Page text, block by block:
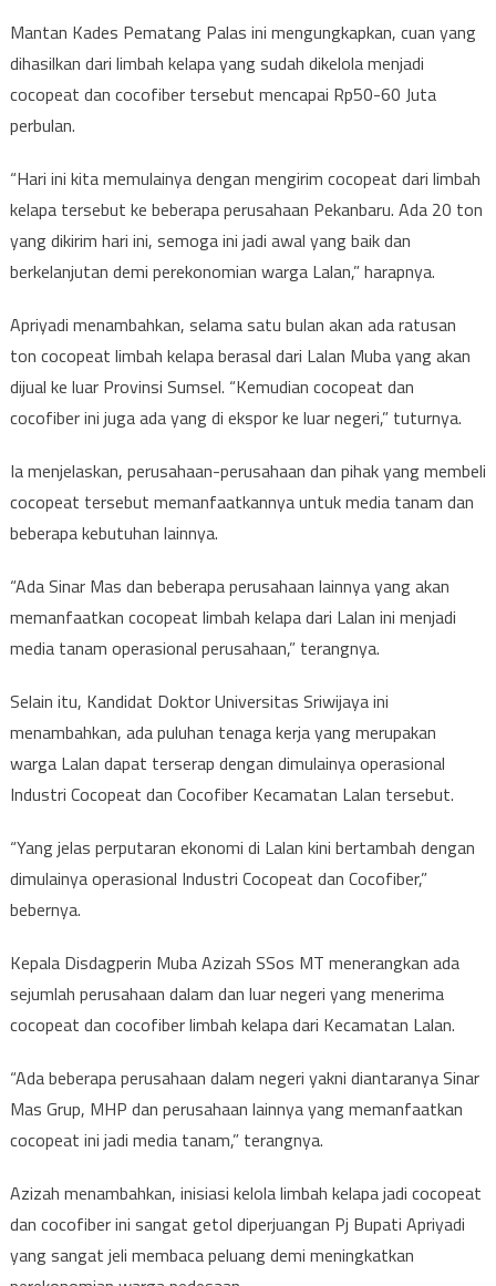
Mantan Kades Pematang Palas ini mengungkapkan, cuan yang
dihasilkan dari limbah kelapa yang sudah dikelola menjadi
cocopeat dan cocofiber tersebut mencapai Rp50-60 Juta
perbulan.
“Hari ini kita memulainya dengan mengirim cocopeat dari limbah
kelapa tersebut ke beberapa perusahaan Pekanbaru. Ada 20 ton
yang dikirim hari ini, semoga ini jadi awal yang baik dan
berkelanjutan demi perekonomian warga Lalan,” harapnya.
Apriyadi menambahkan, selama satu bulan akan ada ratusan
ton cocopeat limbah kelapa berasal dari Lalan Muba yang akan
dijual ke luar Provinsi Sumsel. “Kemudian cocopeat dan
cocofiber ini juga ada yang di ekspor ke luar negeri,” tuturnya.
Ia menjelaskan, perusahaan-perusahaan dan pihak yang membeli
cocopeat tersebut memanfaatkannya untuk media tanam dan
beberapa kebutuhan lainnya.
“Ada Sinar Mas dan beberapa perusahaan lainnya yang akan
memanfaatkan cocopeat limbah kelapa dari Lalan ini menjadi
media tanam operasional perusahaan,” terangnya.
Selain itu, Kandidat Doktor Universitas Sriwijaya ini
menambahkan, ada puluhan tenaga kerja yang merupakan
warga Lalan dapat terserap dengan dimulainya operasional
Industri Cocopeat dan Cocofiber Kecamatan Lalan tersebut.
“Yang jelas perputaran ekonomi di Lalan kini bertambah dengan
dimulainya operasional Industri Cocopeat dan Cocofiber,”
bebernya.
Kepala Disdagperin Muba Azizah SSos MT menerangkan ada
sejumlah perusahaan dalam dan luar negeri yang menerima
cocopeat dan cocofiber limbah kelapa dari Kecamatan Lalan.
“Ada beberapa perusahaan dalam negeri yakni diantaranya Sinar
Mas Grup, MHP dan perusahaan lainnya yang memanfaatkan
cocopeat ini jadi media tanam,” terangnya.
Azizah menambahkan, inisiasi kelola limbah kelapa jadi cocopeat
dan cocofiber ini sangat getol diperjuangan Pj Bupati Apriyadi
yang sangat jeli membaca peluang demi meningkatkan